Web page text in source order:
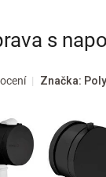
s
Značka: